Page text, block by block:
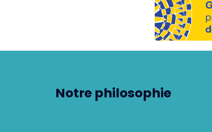
Notre philosophie